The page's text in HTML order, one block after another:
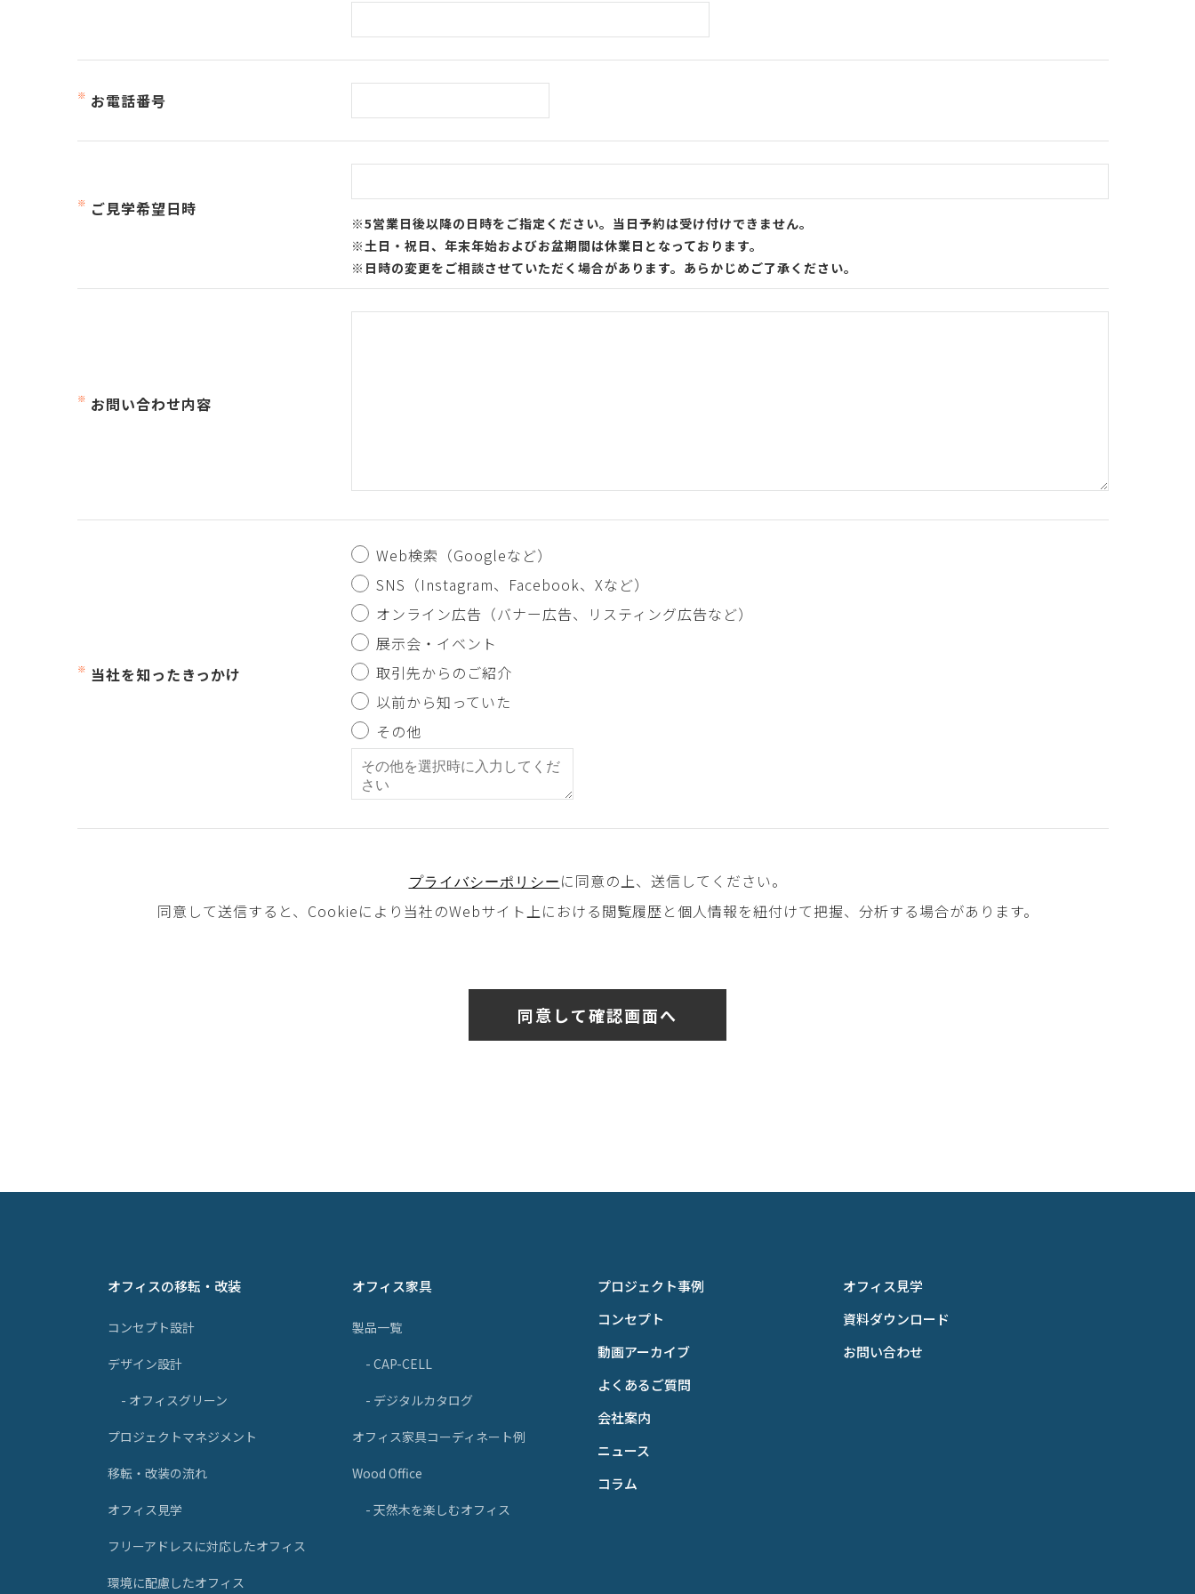
お電話番号
ご見学希望日時
お問い合わせ内容
当社を知ったきっかけ
Web検索（Googleなど）
SNS（Instagram、Facebook、Xなど）
オンライン広告（バナー広告、リスティング広告など）
展示会・イベント
取引先からのご紹介
以前から知っていた
その他
プライバシーポリシー に同意の上、送信してください。
同意して送信すると、Cookieにより当社のWebサイト上における閲覧履歴と個人情報を紐付けて把握、分析する場合があります。
オフィスの移転・改装
コンセプト設計
デザイン設計
- オフィスグリーン
プロジェクトマネジメント
移転・改装の流れ
オフィス見学
フリーアドレスに対応したオフィス
環境に配慮したオフィス
オフィス家具
製品一覧
- CAP-CELL
- デジタルカタログ
オフィス家具コーディネート例
Wood Office
- 天然木を楽しむオフィス
プロジェクト事例
コンセプト
動画アーカイブ
よくあるご質問
会社案内
ニュース
コラム
オフィス見学
資料ダウンロード
お問い合わせ